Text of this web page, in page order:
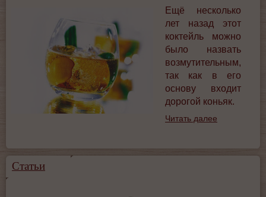
Ещё несколько
лет назад этот
коктейль можно
было назвать
возмутительным,
так как в его
основу входит
дорогой коньяк.
Читать далее
Статьи